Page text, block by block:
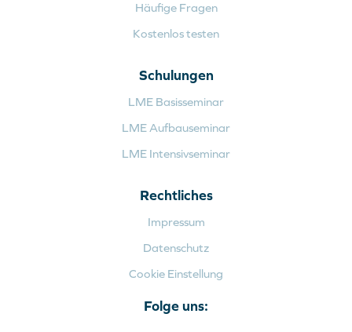
Häufige Fragen
Kostenlos testen
Schulungen
LME Basisseminar
LME Aufbauseminar
LME Intensivseminar
Rechtliches
Impressum
Datenschutz
Cookie Einstellung
Folge uns: